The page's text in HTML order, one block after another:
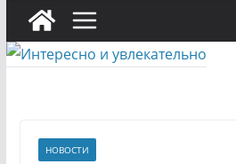
НОВОСТИ